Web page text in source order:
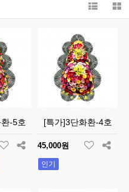
-5호 [특가]3단화환-4호
45,000원
인기